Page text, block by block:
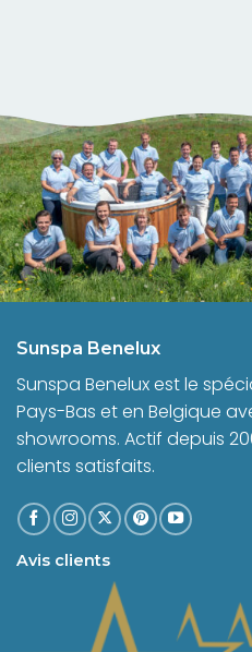
Sunspa Benelux
Sunspa Benelux est le
Pays-Bas et en Belgique
showrooms. Actif depuis
clients satisfaits.
Avis clients